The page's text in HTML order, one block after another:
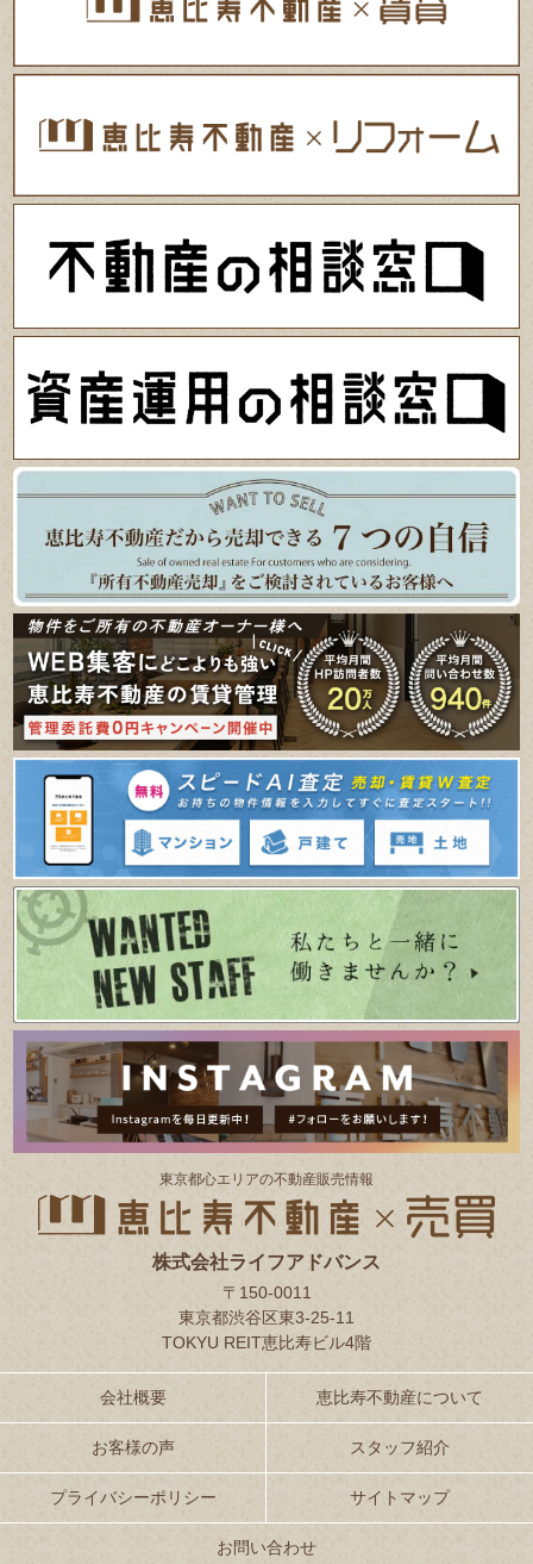
東京都⼼エリアの不動産販売情報
株式会社ライフアドバンス
〒150-0011
東京都渋谷区東3-25-11
TOKYU REIT恵比寿ビル4階
会社概要 恵比寿不動産について
お客様の声 スタッフ紹介
プライバシーポリシー サイトマップ
お問い合わせ